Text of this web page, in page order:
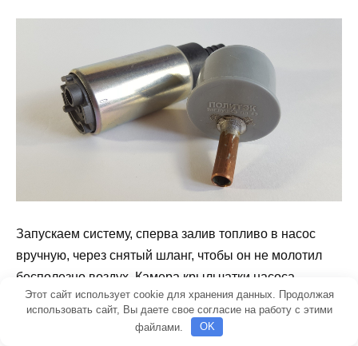
Запускаем систему, сперва залив топливо в насос
вручную, через снятый шланг, чтобы он не молотил
бесполезно воздух. Камера крыльчатки насоса
заполнилась жидкостью, дальнейший процесс уже
пошел как самоподдерживающийся.
Этот сайт использует cookie для хранения данных. Продолжая
использовать сайт, Вы даете свое согласие на работу с этими
файлами.
OK